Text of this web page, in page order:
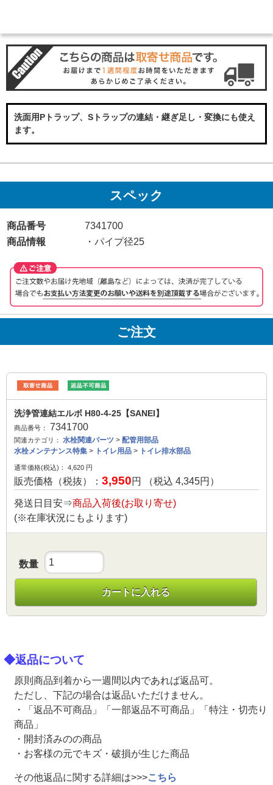
洗面用Pトラップ、Sトラップの連結・継ぎ足し・変換にも使え
ます。
スペック
商品番号
7341700
商品情報
・パイプ径25
ご注文
洗浄管連結エルボ H80-4-25【SANEI】
商品番号： 7341700
関連カテゴリ： 水栓関連パーツ > 配管用部品
水栓メンテナンス特集 > トイレ用品 > トイレ排水部品
通常価格(税込)： 4,620 円
販売価格（税抜）： 3,950円 （税込 4,345円）
発送日目安⇒商品入荷後(お取り寄せ)
(※在庫状況にもよります)
数量
カートに入れる
◆返品について
原則商品到着から一週間以内であれば返品可。
ただし、下記の場合は返品いただけません。
・「返品不可商品」「一部返品不可商品」「特注・切売り
商品」
・開封済みのの商品
・お客様の元でキズ・破損が生じた商品
その他返品に関する詳細は>>>こちら